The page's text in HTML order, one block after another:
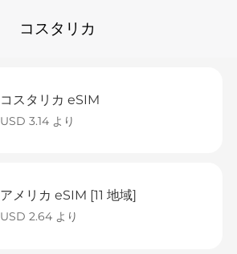
コスタリカ
コスタリカ eSIM
USD 3.14 より
アメリカ eSIM [11 地域]
USD 2.64 より